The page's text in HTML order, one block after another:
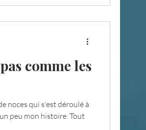
comme les
noces qui s'est déroulé à
peu mon histoire. Tout